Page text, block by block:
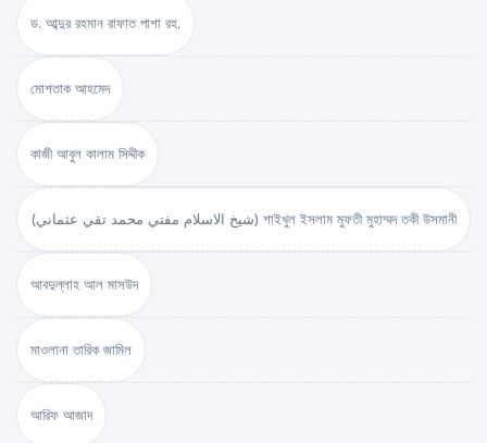
ড. আব্দুর রহমান রাফাত পাশা রহ.
মোশতাক আহমেদ
কাজী আবুল কালাম সিদ্দীক
(شيخ الاسلام مفتي محمد تقي عثماني) শাইখুল ইসলাম মুফতী মুহাম্মদ তকী উসমানী
আবদুল্লাহ আল মাসউদ
মাওলানা তারিক জামিল
আরিফ আজাদ